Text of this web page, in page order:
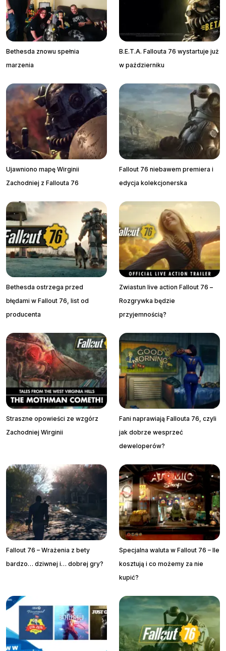
Bethesda znowu spełnia
marzenia
B.E.T.A. Fallouta 76 wystartuje już
w październiku
Ujawniono mapę Wirginii
Zachodniej z Fallouta 76
Fallout 76 niebawem premiera i
edycja kolekcjonerska
Bethesda ostrzega przed
błędami w Fallout 76, list od
producenta
Zwiastun live action Fallout 76 –
Rozgrywka będzie
przyjemnością?
Straszne opowieści ze wzgórz
Zachodniej Wirginii
Fani naprawiają Fallouta 76, czyli
jak dobrze wesprzeć
deweloperów?
Fallout 76 – Wrażenia z bety
bardzo… dziwnej i… dobrej gry?
Specjalna waluta w Fallout 76 – Ile
kosztują i co możemy za nie
kupić?